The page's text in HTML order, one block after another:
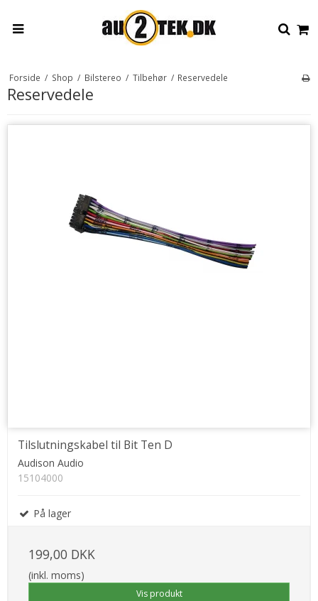
Forside / Shop / Bilstereo / Tilbehør / Reservedele
Reservedele
Tilslutningskabel til Bit Ten D
Audison Audio
15104000
På lager
199,00 DKK
(inkl. moms)
Vis produkt